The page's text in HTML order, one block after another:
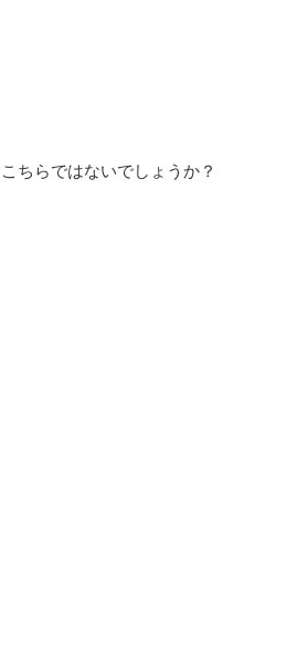
ちらではないでしょうか？